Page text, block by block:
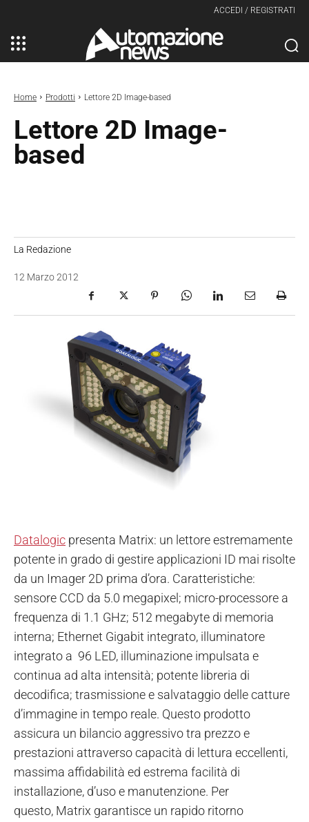
ACCEDI / REGISTRATI
Home Prodotti Lettore 2D Image-based
Lettore 2D Image-
based
La Redazione
12 Marzo 2012
Datalogic presenta Matrix: un lettore estremamente
potente in grado di gestire applicazioni ID mai risolte
da un Imager 2D prima d’ora. Caratteristiche:
sensore CCD da 5.0 megapixel; micro-processore a
frequenza di 1.1 GHz; 512 megabyte di memoria
interna; Ethernet Gigabit integrato, illuminatore
integrato a 96 LED, illuminazione impulsata e
continua ad alta intensità; potente libreria di
decodifica; trasmissione e salvataggio delle catture
d’immagine in tempo reale. Questo prodotto
assicura un bilancio aggressivo tra prezzo e
prestazioni attraverso capacità di lettura eccellenti,
massima affidabilità ed estrema facilità di
installazione, d’uso e manutenzione. Per
questo, Matrix garantisce un rapido ritorno